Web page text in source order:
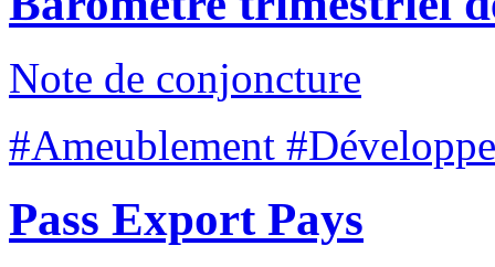
Note de conjoncture
#Ameublement
Pass Export Pays